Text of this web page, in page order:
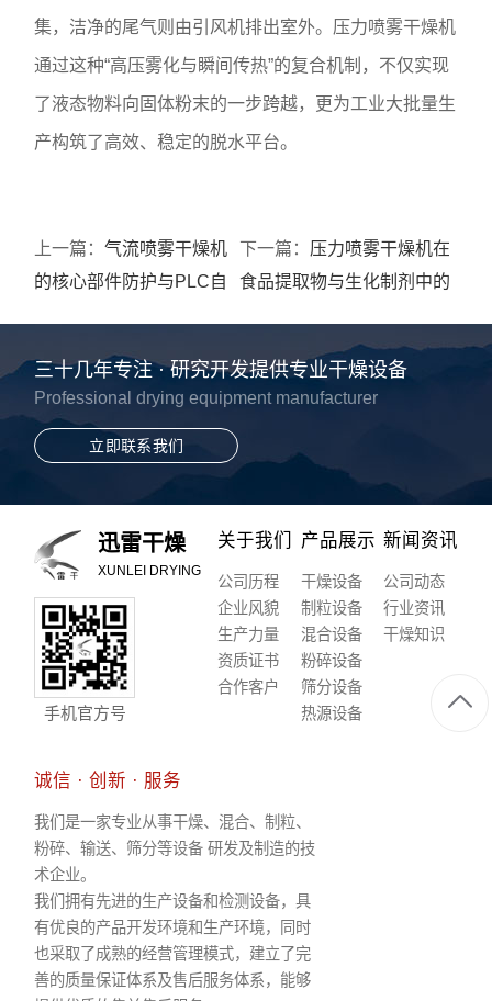
集，洁净的尾气则由引风机排出室外。压力喷雾干燥机
通过这种“高压雾化与瞬间传热”的复合机制，不仅实现
了液态物料向固体粉末的一步跨越，更为工业大批量生
产构筑了高效、稳定的脱水平台。
上一篇：气流喷雾干燥机
的核心部件防护与PLC自
下一篇： 压力喷雾干燥机在
食品提取物与生化制剂中的
三十几年专注 · 研究开发提供专业干燥设备
Professional drying equipment manufacturer
立即联系我们
迅雷干燥
XUNLEI DRYING
手机官方号
关于我们
公司历程
企业风貌
生产力量
资质证书
合作客户
产品展示
干燥设备
制粒设备
混合设备
粉碎设备
筛分设备
热源设备
新闻资讯
公司动态
行业资讯
干燥知识
诚信 · 创新 · 服务
我们是一家专业从事干燥、混合、制粒、
粉碎、输送、筛分等设备 研发及制造的技
术企业。
我们拥有先进的生产设备和检测设备，具
有优良的产品开发环境和生产环境，同时
也采取了成熟的经营管理模式，建立了完
善的质量保证体系及售后服务体系，能够